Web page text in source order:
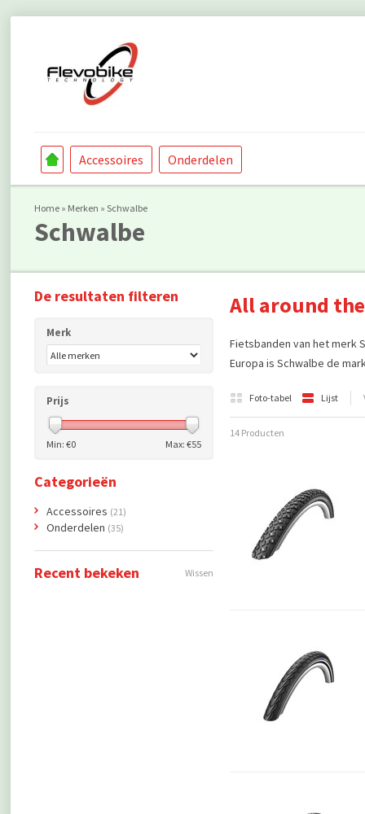
Accessoires Onderdelen
Home » Merken » Schwalbe
Schwalbe
All around
Fietsbanden van het merk
Europa is Schwalbe de
Foto-tabel Lijst
14 Producten
De resultaten filteren
Merk
Prijs
Min: €0 Max: €55
Categorieën
Accessoires (21)
Onderdelen (35)
Recent bekeken Wissen